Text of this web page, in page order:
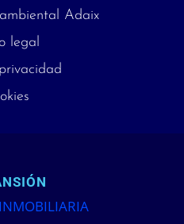
Adaix
legal